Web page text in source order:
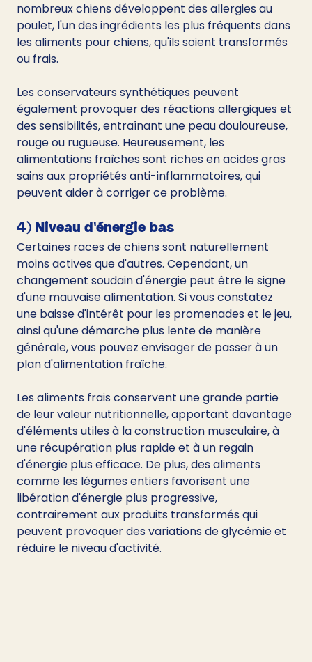
nombreux chiens développent des allergies au
poulet, l'un des ingrédients les plus fréquents dans
les aliments pour chiens, qu'ils soient transformés
ou frais.
Les conservateurs synthétiques peuvent
également provoquer des réactions allergiques et
des sensibilités, entraînant une peau douloureuse,
rouge ou rugueuse. Heureusement, les
alimentations fraîches sont riches en acides gras
sains aux propriétés anti-inflammatoires, qui
peuvent aider à corriger ce problème.
4) Niveau d'énergie bas
Certaines races de chiens sont naturellement
moins actives que d'autres. Cependant, un
changement soudain d'énergie peut être le signe
d'une mauvaise alimentation. Si vous constatez
une baisse d'intérêt pour les promenades et le jeu,
ainsi qu'une démarche plus lente de manière
générale, vous pouvez envisager de passer à un
plan d'alimentation fraîche.
Les aliments frais conservent une grande partie
de leur valeur nutritionnelle, apportant davantage
d'éléments utiles à la construction musculaire, à
une récupération plus rapide et à un regain
d'énergie plus efficace. De plus, des aliments
comme les légumes entiers favorisent une
libération d'énergie plus progressive,
contrairement aux produits transformés qui
peuvent provoquer des variations de glycémie et
réduire le niveau d'activité.